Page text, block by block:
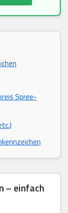
Spree-
– einfach